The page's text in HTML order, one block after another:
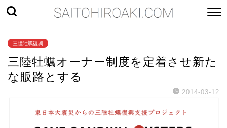
三陸牡蠣復興
三陸牡蠣オーナー制度を定着させ新た
な販路とする
2014-03-12